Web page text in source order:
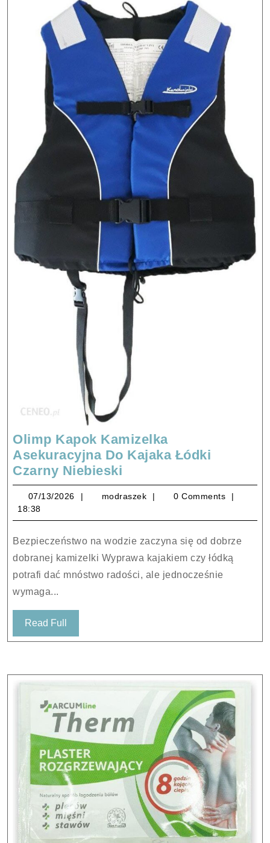
Olimp Kapok Kamizelka
Asekuracyjna Do Kajaka Łódki
Czarny Niebieski
Kapok
Kamizelka
Asekuracyjna
Kajaka
Łódki
Czarny
07/13/2026 07/13/2026
modraszek modraszek
0 Comments
18:38
Bezpieczeństwo na wodzie zaczyna się od dobrze
dobranej kamizelki Wyprawa kajakiem czy łódką
potrafi dać mnóstwo radości, ale jednocześnie
wymaga...
Read Full
Full